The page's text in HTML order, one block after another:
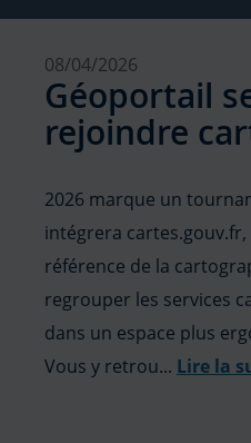
08/04/2026
Géoportail
rejoindre
2026 marque un
intégrera
référence de la
regrouper les services
dans un espace plus
Vous y retrou... Lire la